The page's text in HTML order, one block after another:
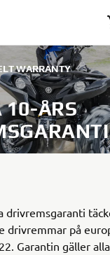
WARRANTY
10-ÅRS
drivremsgaranti
drivremmar på
Garantin gäller